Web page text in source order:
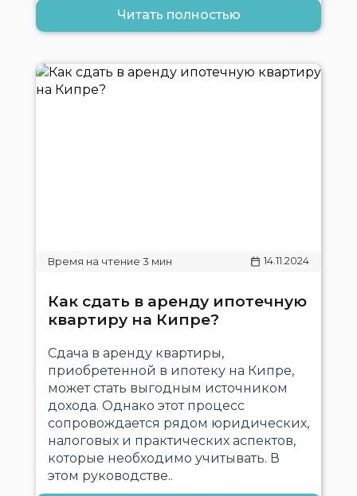
Читать полностью
14.11.2024
Как сдать в аренду ипотечную
квартиру на Кипре?
Сдача в аренду квартиры,
приобретенной в ипотеку на Кипре,
может стать выгодным источником
дохода. Однако этот процесс
сопровождается рядом юридических,
налоговых и практических аспектов,
которые необходимо учитывать. В
этом руководстве..